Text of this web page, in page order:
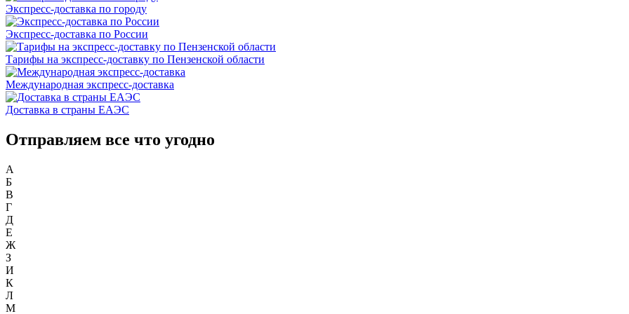
Экспресс-доставка по городу
Экспресс-доставка по России
Тарифы на экспресс-доставку по Пензенской области
Международная экспресс-доставка
Доставка в страны ЕАЭС
Отправляем все что угодно
А
Б
В
Г
Д
Е
Ж
З
И
К
Л
М